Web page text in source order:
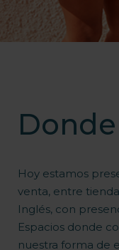
Hoy estamos
venta, entre
Inglés, con
Espacios donde
nuestra forma de